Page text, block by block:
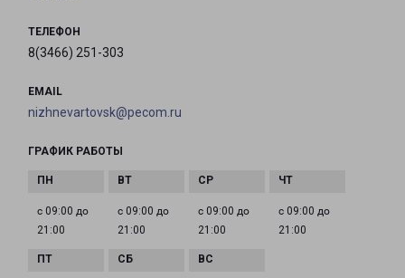
ТЕЛЕФОН
8(3466) 251-303
EMAIL
nizhnevartovsk@pecom.ru
ГРАФИК РАБОТЫ
с 09:00 до
21:00
с 09:00 до
21:00
с 09:00 до
21:00
с 09:00 до
21:00